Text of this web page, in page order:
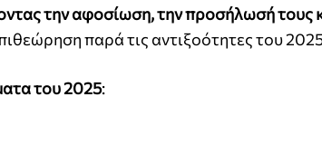
την αφοσίωση, την προσήλωσή τους
παρά τις αντιξοότητες του
του 2025: